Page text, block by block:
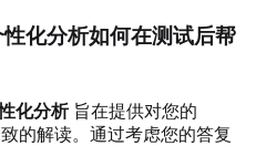
化分析如何在测试后帮
化分析旨在提供对您的
的解读。通过考虑您的答复